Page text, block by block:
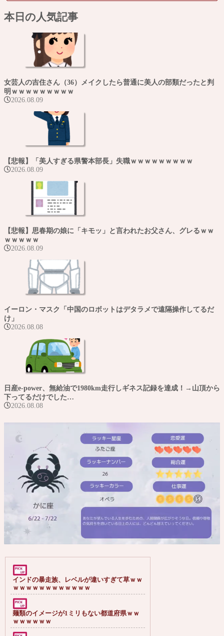
本日の人気記事
女芸人の吉住さん（36）メイクしたら普通に美人の部類だったと判
明ｗｗｗｗｗｗｗｗｗ
2026.08.09
【悲報】「美人すぎる県警本部長」失職ｗｗｗｗｗｗｗｗｗ
2026.08.09
【悲報】思春期の娘に「キモッ」と言われたお父さん、グレるｗｗ
ｗｗｗｗｗ
2026.08.09
イーロン・マスク「中国のロボットはデタラメで遠隔操作してるだ
け」
2026.08.08
日産e-power、無給油で1980km走行しギネス記録を達成！→山頂から
下ってるだけでした…
2026.08.08
インドの暴走族、レベルが違いすぎて草ｗｗ
ｗｗｗｗｗｗｗｗｗｗｗｗ
麺類のイメージが1ミリもない都道府県ｗｗ
ｗｗｗｗｗｗ